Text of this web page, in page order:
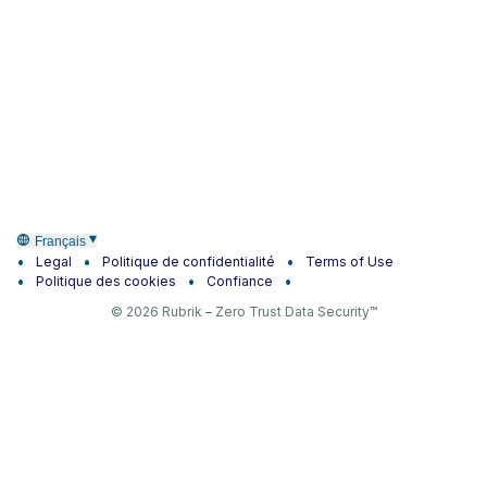
Français
Legal Politique de confidentialité
Terms of Use
Politique des cookies
Confiance
© 2026 Rubrik – Zero Trust Data Security™